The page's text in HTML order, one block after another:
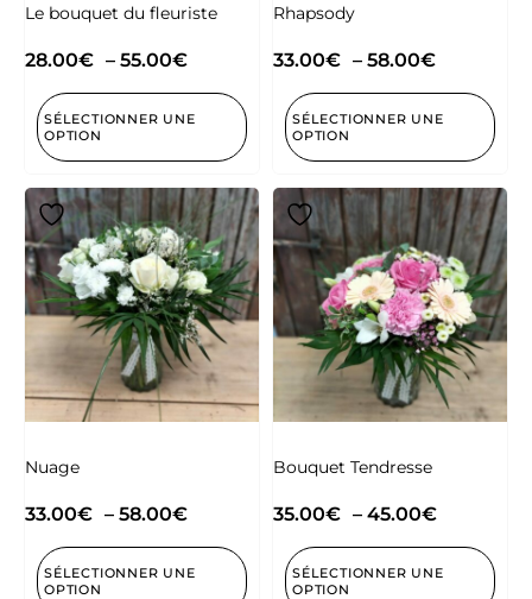
Le bouquet du fleuriste
28.00€ – 55.00€
SÉLECTIONNER UNE
OPTION
Rhapsody
33.00€ – 58.00€
SÉLECTIONNER UNE
OPTION
Nuage
33.00€ – 58.00€
SÉLECTIONNER UNE
OPTION
Bouquet Tendresse
35.00€ – 45.00€
SÉLECTIONNER UNE
OPTION